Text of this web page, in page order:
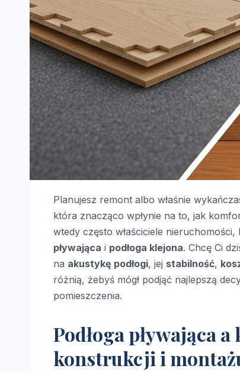
Planujesz remont albo właśnie
która znacząco wpłynie na to, jak
wtedy często właściciele
pływająca i podłoga klejona. Chcę Ci
na akustykę podłogi, jej stabilność,
różnią, żebyś mógł podjąć najlepszą
pomieszczenia.
Podłoga pływająca
konstrukcji i